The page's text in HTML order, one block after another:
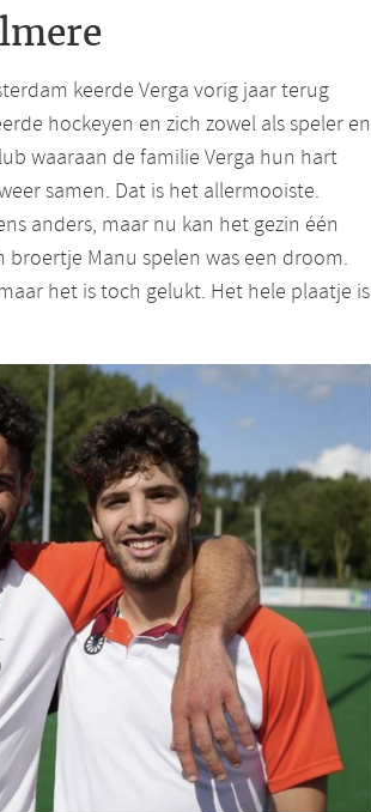
keerde Verga vorig jaar terug
hockeyen en zich zowel als speler en
waaraan de familie Verga hun hart
samen. Dat is het allermooiste.
anders, maar nu kan het gezin één
Manu spelen was een droom.
het is toch gelukt. Het hele plaatje is